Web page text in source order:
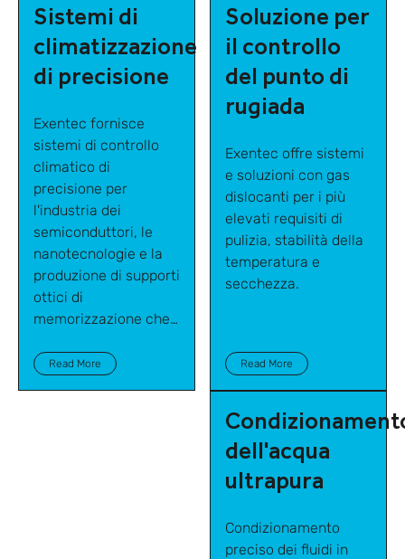
Sistemi di
climatizzazione
di precisione
Exentec fornisce
sistemi di controllo
climatico di
precisione per
l'industria dei
semiconduttori, le
nanotecnologie e la
produzione di supporti
ottici di
memorizzazione che
ambienti di misura
Read More
Soluzione per
il controllo
del punto di
rugiada
Exentec offre sistemi
e soluzioni con gas
dislocanti per i più
elevati requisiti di
pulizia, stabilità della
temperatura e
secchezza.
Read More
dell'acqua
ultrapura
Condizionamento
preciso dei fluidi in